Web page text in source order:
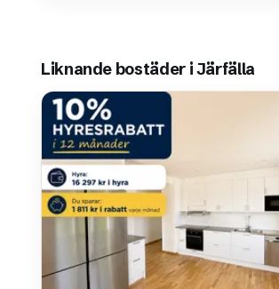
Liknande bostäder i Järfälla